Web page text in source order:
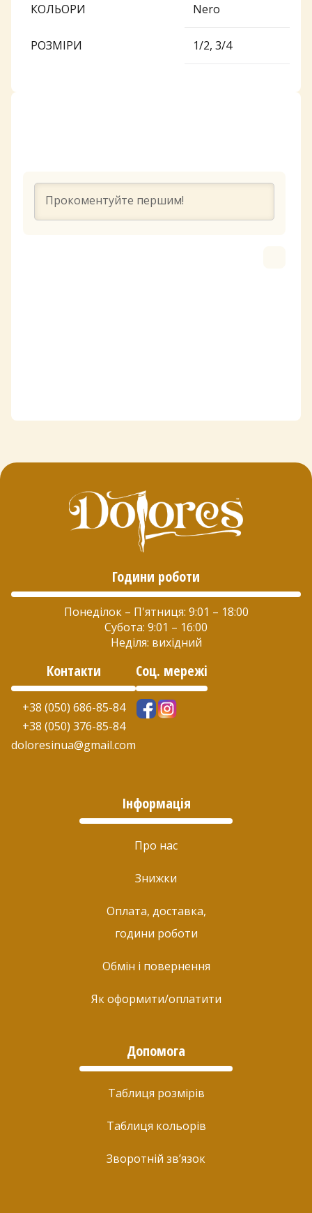
КОЛЬОРИ Nero
РОЗМІРИ 1/2, 3/4
Години роботи
Понеділок – П'ятниця: 9:01 – 18:00
Субота: 9:01 – 16:00
Неділя: вихідний
Контакти
+38 (050) 686-85-84
+38 (050) 376-85-84
doloresinua@gmail.com
Соц. мережі
Інформація
Про нас
Знижки
Оплата, доставка,
години роботи
Обмін і повернення
Як оформити/оплатити
Допомога
Таблиця розмірів
Таблиця кольорів
Зворотній зв’язок